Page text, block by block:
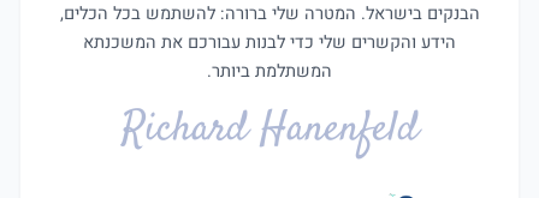
הבנקים בישראל. המטרה שלי ברורה: להשתמש בכל הכלים,
הידע והקשרים שלי כדי לבנות עבורכם את המשכנתא
המשתלמת ביותר.
Richard Hanenfeld